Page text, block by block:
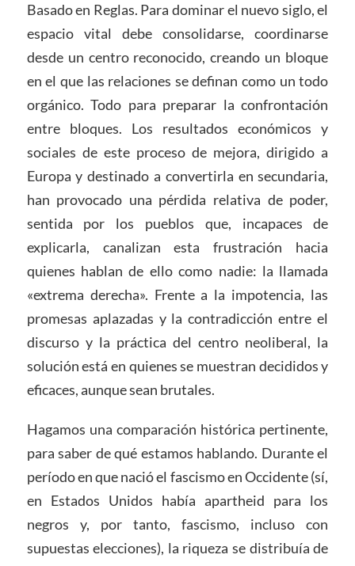
Basado en Reglas. Para dominar el nuevo siglo, el
espacio vital debe consolidarse, coordinarse
desde un centro reconocido, creando un bloque
en el que las relaciones se definan como un todo
orgánico. Todo para preparar la confrontación
entre bloques. Los resultados económicos y
sociales de este proceso de mejora, dirigido a
Europa y destinado a convertirla en secundaria,
han provocado una pérdida relativa de poder,
sentida por los pueblos que, incapaces de
explicarla, canalizan esta frustración hacia
quienes hablan de ello como nadie: la llamada
«extrema derecha». Frente a la impotencia, las
promesas aplazadas y la contradicción entre el
discurso y la práctica del centro neoliberal, la
solución está en quienes se muestran decididos y
eficaces, aunque sean brutales.
Hagamos una comparación histórica pertinente,
para saber de qué estamos hablando. Durante el
período en que nació el fascismo en Occidente (sí,
en Estados Unidos había apartheid para los
negros y, por tanto, fascismo, incluso con
supuestas elecciones), la riqueza se distribuía de